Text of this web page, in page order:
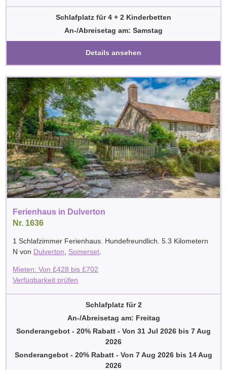
Schlafplatz für 4 + 2 Kinderbetten
An-/Abreisetag am: Samstag
Details ansehen
Ferienhaus in Dulverton
Nr. 1636
1 Schlafzimmer Ferienhaus. Hundefreundlich. 5.3 Kilometern
N von Dulverton Somerset
Mieten: Von£428 bis£702
Verfügbarkeit prüfen
Schlafplatz für 2
An-/Abreisetag am: Freitag
Sonderangebot - 20% Rabatt - Von 31 Jul 2026 bis 7 Aug
2026
Sonderangebot - 20% Rabatt - Von 7 Aug 2026 bis 14 Aug
2026